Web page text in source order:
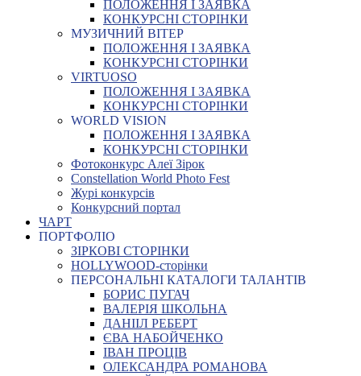
ПОЛОЖЕННЯ І ЗАЯВКА
КОНКУРСНІ СТОРІНКИ
МУЗИЧНИЙ ВІТЕР
ПОЛОЖЕННЯ І ЗАЯВКА
КОНКУРСНІ СТОРІНКИ
VIRTUOSO
ПОЛОЖЕННЯ І ЗАЯВКА
КОНКУРСНІ СТОРІНКИ
WORLD VISION
ПОЛОЖЕННЯ І ЗАЯВКА
КОНКУРСНІ СТОРІНКИ
Фотоконкурс Алеї Зірок
Constellation World Photo Fest
Журі конкурсів
Конкурсний портал
ЧАРТ
ПОРТФОЛІО
ЗІРКОВІ СТОРІНКИ
HOLLYWOOD-сторінки
ПЕРСОНАЛЬНІ КАТАЛОГИ ТАЛАНТІВ
БОРИС ПУГАЧ
ВАЛЕРІЯ ШКОЛЬНА
ДАНІІЛ РЕБЕРТ
ЄВА НАБОЙЧЕНКО
ІВАН ПРОЦІВ
ОЛЕКСАНДРА РОМАНОВА